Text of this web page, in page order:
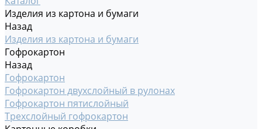
Изделия из картона и бумаги
Назад
Изделия из картона и бумаги
Гофрокартон
Назад
Гофрокартон
Гофрокартон двухслойный в рулонах
Гофрокартон пятислойный
Трехслойный гофрокартон